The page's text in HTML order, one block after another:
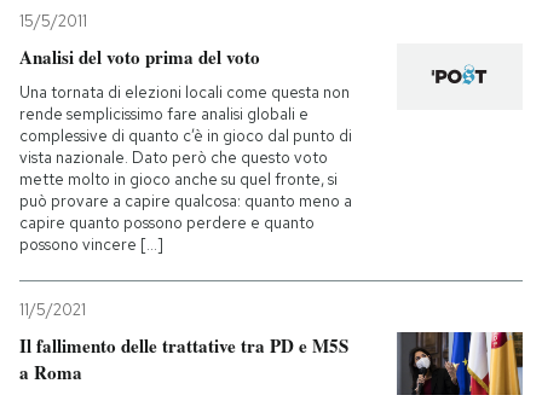
15/5/2011
Analisi del voto prima del voto
Una tornata di elezioni locali come questa non
rende semplicissimo fare analisi globali e
complessive di quanto c’è in gioco dal punto di
vista nazionale. Dato però che questo voto
mette molto in gioco anche su quel fronte, si
può provare a capire qualcosa: quanto meno a
capire quanto possono perdere e quanto
possono vincere [...]
11/5/2021
Il fallimento delle trattative tra PD e M5S
a Roma